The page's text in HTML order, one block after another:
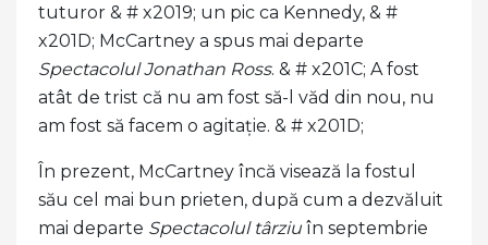
tuturor & # x2019; un pic ca Kennedy, & #
x201D; McCartney a spus mai departe
Spectacolul Jonathan Ross. & # x201C; A fost
atât de trist că nu am fost să-l văd din nou, nu
am fost să facem o agitație. & # x201D;
În prezent, McCartney încă visează la fostul
său cel mai bun prieten, după cum a dezvăluit
mai departe Spectacolul târziu în septembrie